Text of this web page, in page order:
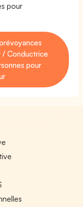
pour
/ Conductrice
pour